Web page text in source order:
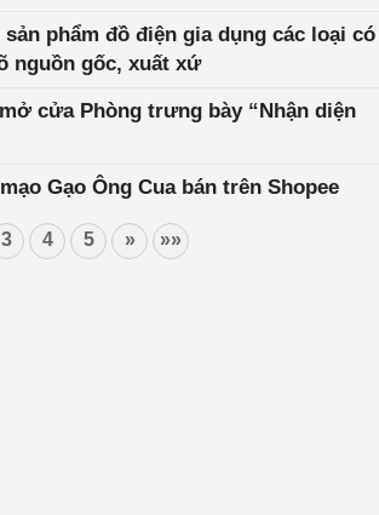
phẩm đồ điện gia dụng các loại có
nguồn gốc, xuất xứ
cửa Phòng trưng bày “Nhận diện
Gạo Ông Cua bán trên Shopee
3 4 5 » »»